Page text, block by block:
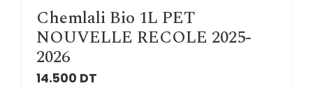
Chemlali Bio 1L PET
NOUVELLE RECOLE 2025-
2026
14.500 DT